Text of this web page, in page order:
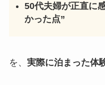
50代夫婦が正直に
かった点”
を、 実際に泊まった体